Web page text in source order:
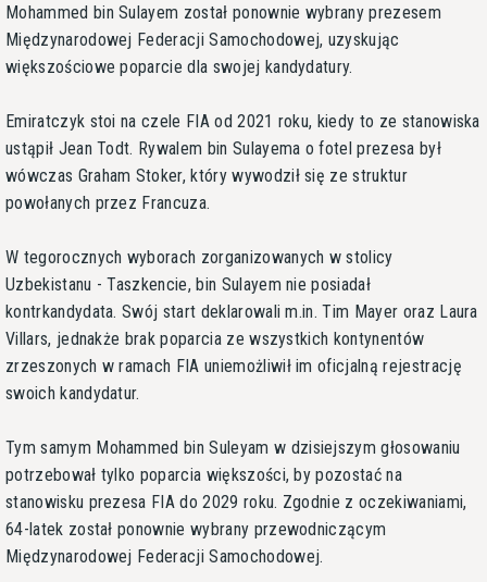
Mohammed bin Sulayem został ponownie wybrany prezesem
Międzynarodowej Federacji Samochodowej, uzyskując
większościowe poparcie dla swojej kandydatury.
Emiratczyk stoi na czele FIA od 2021 roku, kiedy to ze stanowiska
ustąpił Jean Todt. Rywalem bin Sulayema o fotel prezesa był
wówczas Graham Stoker, który wywodził się ze struktur
powołanych przez Francuza.
W tegorocznych wyborach zorganizowanych w stolicy
Uzbekistanu - Taszkencie, bin Sulayem nie posiadał
kontrkandydata. Swój start deklarowali m.in. Tim Mayer oraz Laura
Villars, jednakże brak poparcia ze wszystkich kontynentów
zrzeszonych w ramach FIA uniemożliwił im oficjalną rejestrację
swoich kandydatur.
Tym samym Mohammed bin Suleyam w dzisiejszym głosowaniu
potrzebował tylko poparcia większości, by pozostać na
stanowisku prezesa FIA do 2029 roku. Zgodnie z oczekiwaniami,
64-latek został ponownie wybrany przewodniczącym
Międzynarodowej Federacji Samochodowej.